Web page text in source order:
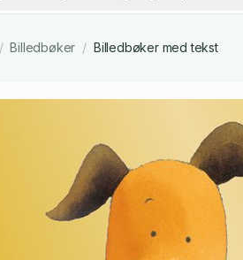
/ Billedbøker / Billedbøker med tekst